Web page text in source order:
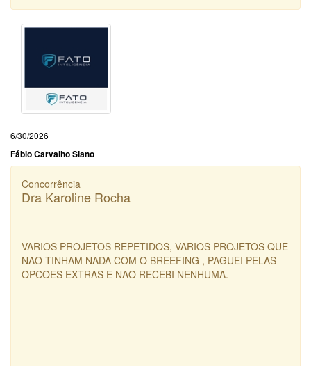
6/30/2026
Fábio Carvalho Siano
Concorrência
Dra Karoline Rocha
VARIOS PROJETOS REPETIDOS, VARIOS PROJETOS QUE
NAO TINHAM NADA COM O BREEFING , PAGUEI PELAS
OPCOES EXTRAS E NAO RECEBI NENHUMA.